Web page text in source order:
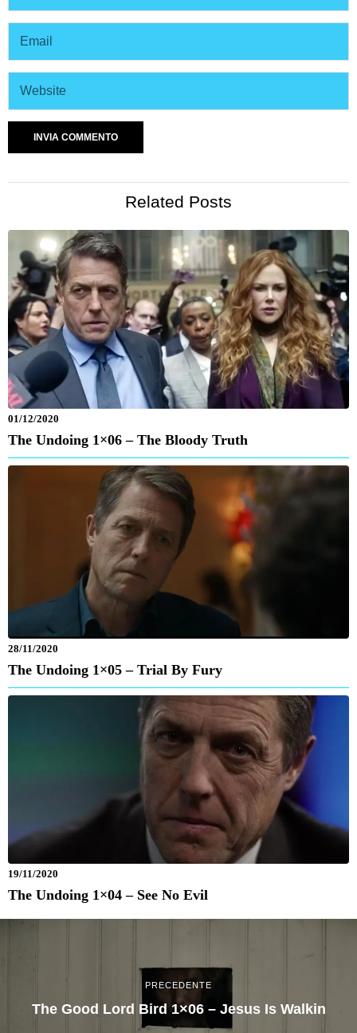
Related Posts
01/12/2020
The Undoing 1×06 – The Bloody Truth
28/11/2020
The Undoing 1×05 – Trial By Fury
19/11/2020
The Undoing 1×04 – See No Evil
PRECEDENTE
The Good Lord Bird 1×06 – Jesus Is Walkin